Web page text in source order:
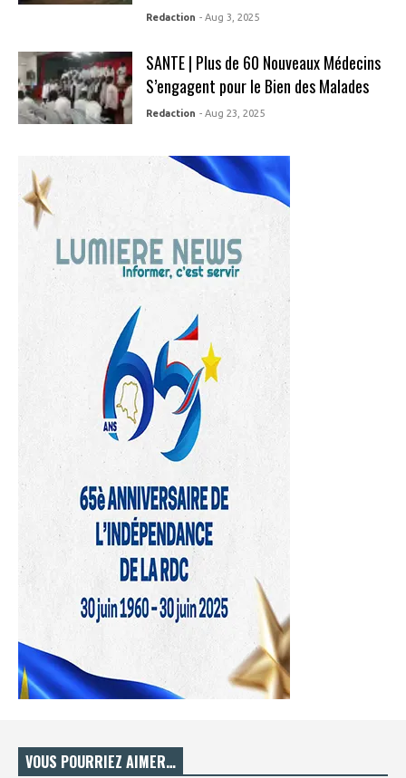
Redaction - Aug 3, 2025
SANTE | Plus de 60 Nouveaux Médecins
S’engagent pour le Bien des Malades
Redaction - Aug 23, 2025
VOUS POURRIEZ AIMER…